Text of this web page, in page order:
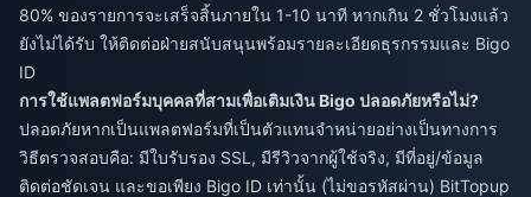
80% ของรายการจะเสร็จสิ้นภายใน 1-10 นาที หากเกิน 2 ชั่วโมงแล้ว
ยังไม่ได้รับ ให้ติดต่อฝ่ายสนับสนุนพร้อมรายละเอียดธุรกรรมและ Bigo
ID
การใช้แพลตฟอร์มบุคคลที่สามเพื่อเติมเงิน Bigo ปลอดภัยหรือไม่?
ปลอดภัยหากเป็นแพลตฟอร์มที่เป็นตัวแทนจำหน่ายอย่างเป็นทางการ
วิธีตรวจสอบคือ: มีใบรับรอง SSL, มีรีวิวจากผู้ใช้จริง, มีที่อยู่/ข้อมูล
ติดต่อชัดเจน และขอเพียง Bigo ID เท่านั้น (ไม่ขอรหัสผ่าน) BitTopup